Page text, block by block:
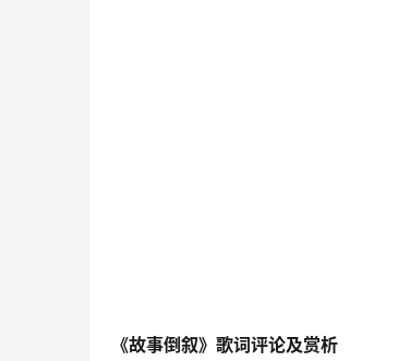
《故事倒叙》歌词评论及赏析